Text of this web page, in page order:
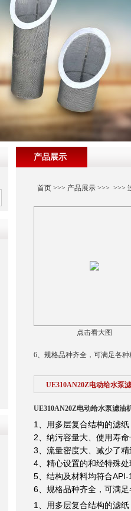
产品展示
首页>>> 产品展示>>> >>>
点击看大图
6、规格品种齐全，可满足各
UE310AN20Z电动给水泵
UE310AN20Z电动给水泵滤油
1、用多层复合结构的滤
2、纳污容量大、使用寿命
3、流量密度大、减少了
4、精心设置的和经特殊
5、结构及材料均符合
6、规格品种齐全，可满
1、用多层复合结构的滤